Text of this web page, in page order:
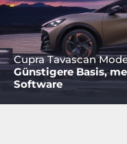
Cupra Tavascan
Günstigere Basis,
Software